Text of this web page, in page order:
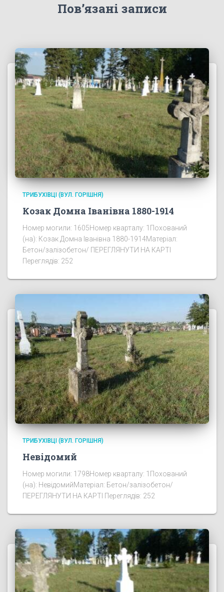
Пов’язані записи
ТРИБУХІВЦІ (ВУЛ. ГОРІШНЯ)
Козак Домна Іванівна 1880-1914
Номер могили: 1605Номер кварталу: 1Похований
(на): Козак Домна Іванівна 1880-1914Матеріал:
Бетон/залізобетон/ ПЕРЕГЛЯНУТИ НА КАРТІ
Переглядів: 252
ТРИБУХІВЦІ (ВУЛ. ГОРІШНЯ)
Невідомий
Номер могили: 1798Номер кварталу: 1Похований
(на): НевідомийМатеріал: Бетон/залізобетон/
ПЕРЕГЛЯНУТИ НА КАРТІ Переглядів: 252